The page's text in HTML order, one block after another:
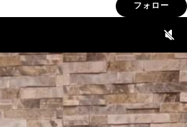
フォロー